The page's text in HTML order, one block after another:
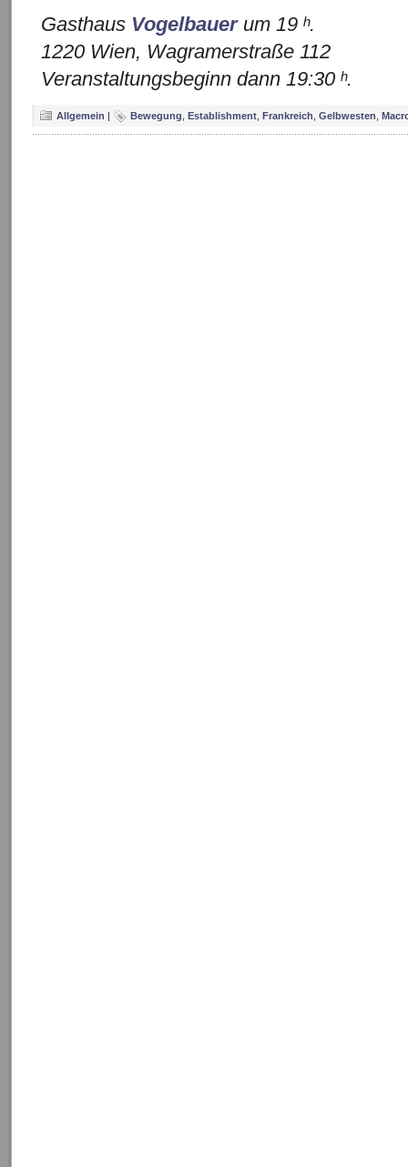
Gasthaus Vogelbauerum 19 ʰ.
1220 Wien, Wagramerstraße 112
Veranstaltungsbeginn dann 19:30 ʰ.
Allgemein | Bewegung Establishment Frankreich Gelbwesten